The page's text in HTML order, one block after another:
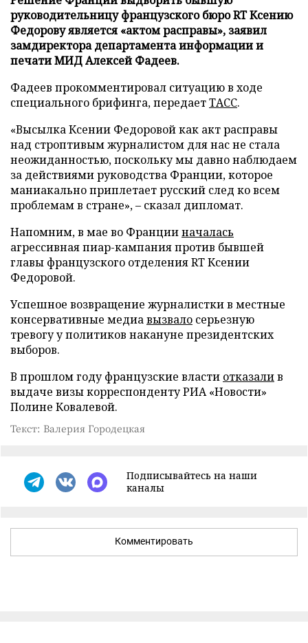
руководительницу французского бюро RT Ксению
Федорову является «актом расправы», заявил
замдиректора департамента информации и
печати МИД Алексей Фадеев.
Фадеев прокомментировал ситуацию в ходе
специального брифинга, передаетТАСС.
«Высылка Ксении Федоровой как акт расправы
над строптивым журналистом для нас не стала
неожиданностью, поскольку мы давно наблюдаем
за действиями руководства Франции, которое
маниакально приплетает русский след ко всем
проблемам в стране», – сказал дипломат.
Напомним, в мае во Францииначалась
агрессивная пиар-кампания против бывшей
главы французского отделения RT Ксении
Федоровой.
Успешное возвращение журналистки в местные
консервативные медиавызвало серьезную
тревогу у политиков накануне президентских
выборов.
В прошлом году французские власти отказалив
выдаче визы корреспонденту РИА «Новости»
Полине Ковалевой.
Текст: Валерия Городецкая
Подписывайтесь на наши
каналы
Комментировать